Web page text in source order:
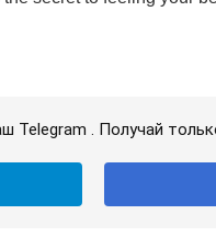
Telegram . Получай